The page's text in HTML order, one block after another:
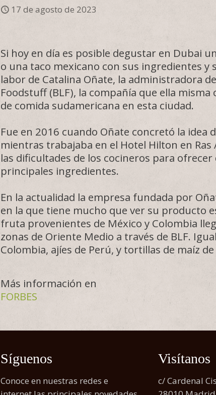
17 de agosto de 2023
Si hoy en día es posible degustar en Dubai
o una taco mexicano con sus ingredientes y
labor de Catalina Oñate, la administradora
Foodstuff (BLF), la compañía que ella
de comida sudamericana en esta ciudad.
Fue en 2016 cuando Oñate concretó la idea
mientras trabajaba en el Hotel Hilton en
las dificultades de los cocineros para
principales ingredientes.
En la actualidad la empresa fundada por
en la que tiene mucho que ver su producto
fruta provenientes de México y Colombia
zonas de Oriente Medio a través de BLF.
Colombia, ajíes de Perú, y tortillas de maíz
Más información en
FORBES
Síguenos
Conoce en nuestras redes e
Visítanos
c/ Cardenal